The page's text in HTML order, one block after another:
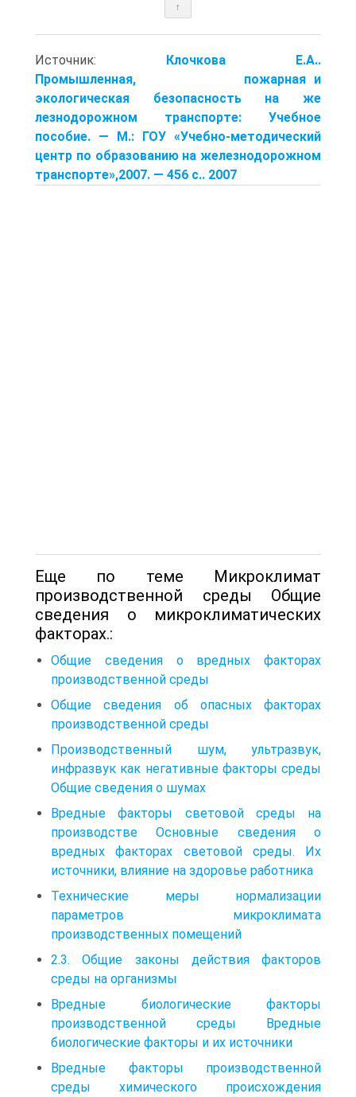
↑
Источник: Клочкова Е.А..
Промышленная, пожарная и
экологическая безопасность на же
лезнодорожном транспорте: Учебное
пособие. — М.: ГОУ «Учебно-методический
центр по образованию на железнодорожном
транспорте»,2007. — 456 с.. 2007
Еще по теме Микроклимат
производственной среды Общие
сведения о микроклиматических
факторах.:
Общие сведения о вредных факторах
производственной среды
Общие сведения об опасных факторах
производственной среды
Производственный шум, ультразвук,
инфразвук как негативные факторы среды
Общие сведения о шумах
Вредные факторы световой среды на
производстве Основные сведения о
вредных факторах световой среды. Их
источники, влияние на здоровье работника
Технические меры нормализации
параметров микроклимата
производственных помещений
2.3. Общие законы действия факторов
среды на организмы
Вредные биологические факторы
производственной среды Вредные
биологические факторы и их источники
Вредные факторы производственной
среды химического происхождения